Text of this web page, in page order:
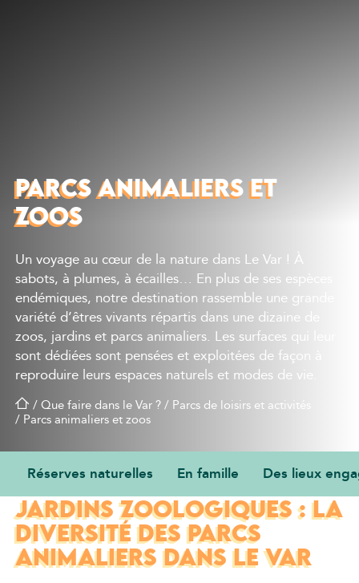
PARCS ANIMALIERS ET
ZOOS
Un voyage au cœur de la nature dans Le Var ! À
sabots, à plumes, à écailles… En plus de ses espèces
endémiques, notre destination rassemble une grande
variété d’êtres vivants répartis dans une dizaine de
zoos, jardins et parcs animaliers. Les surfaces qui leur
sont dédiées sont pensées et exploitées de façon à
reproduire leurs espaces naturels et modes de vie.
/Que faire dans le Var ?/ Parcs de loisirs et activités
/ Parcs animaliers et zoos
Réserves naturelles En famille Des lieux
JARDINS ZOOLOGIQUES : LA
DIVERSITÉ DES PARCS
ANIMALIERS DANS LE VAR